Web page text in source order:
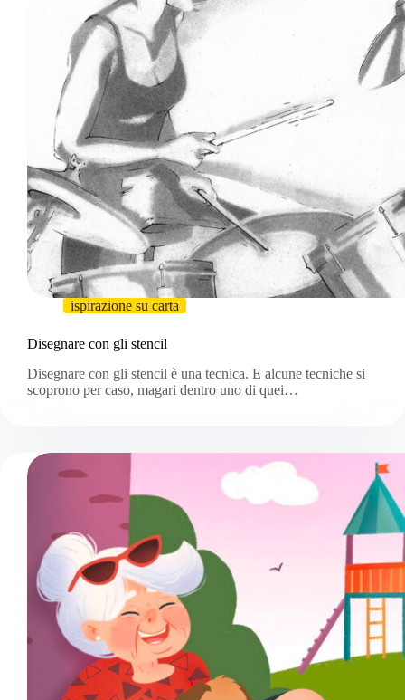
ispirazione su carta
Disegnare con gli stencil
Disegnare con gli stencil è una tecnica. E alcune tecniche si
scoprono per caso, magari dentro uno di quei…